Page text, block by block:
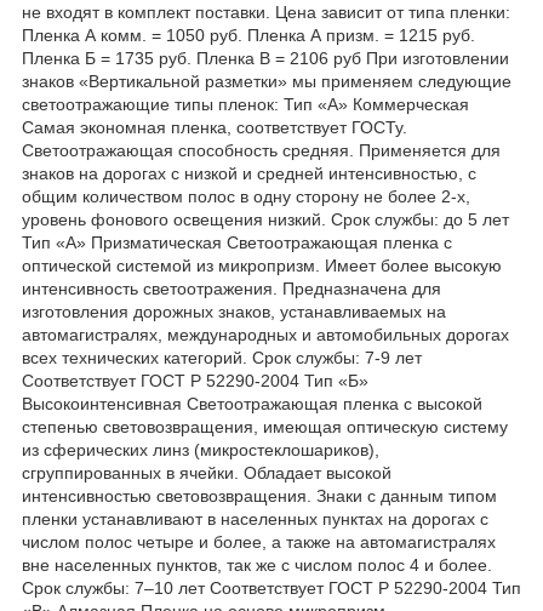
не входят в комплект поставки. Цена зависит от типа пленки:
Пленка А комм. = 1050 руб. Пленка А призм. = 1215 руб.
Пленка Б = 1735 руб. Пленка В = 2106 руб При изготовлении
знаков «Вертикальной разметки» мы применяем следующие
светоотражающие типы пленок: Тип «А» Коммерческая
Самая экономная пленка, соответствует ГОСТу.
Светоотражающая способность средняя. Применяется для
знаков на дорогах с низкой и средней интенсивностью, с
общим количеством полос в одну сторону не более 2-х,
уровень фонового освещения низкий. Срок службы: до 5 лет
Тип «А» Призматическая Светоотражающая пленка с
оптической системой из микропризм. Имеет более высокую
интенсивность светоотражения. Предназначена для
изготовления дорожных знаков, устанавливаемых на
автомагистралях, международных и автомобильных дорогах
всех технических категорий. Срок службы: 7-9 лет
Соответствует ГОСТ Р 52290-2004 Тип «Б»
Высокоинтенсивная Светоотражающая пленка с высокой
степенью световозвращения, имеющая оптическую систему
из сферических линз (микростеклошариков),
сгруппированных в ячейки. Обладает высокой
интенсивностью световозвращения. Знаки с данным типом
пленки устанавливают в населенных пунктах на дорогах с
числом полос четыре и более, а также на автомагистралях
вне населенных пунктов, так же с числом полос 4 и более.
Срок службы: 7–10 лет Соответствует ГОСТ Р 52290-2004 Тип